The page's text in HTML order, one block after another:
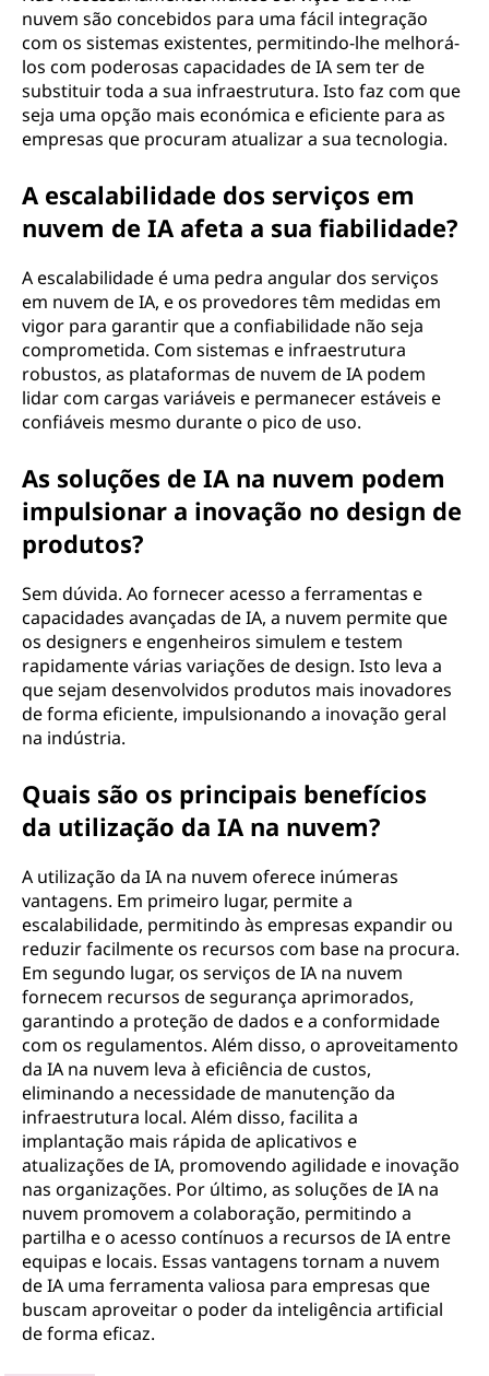
nuvem são concebidos para uma fácil integração
com os sistemas existentes, permitindo-lhe melhorá-
los com poderosas capacidades de IA sem ter de
substituir toda a sua infraestrutura. Isto faz com que
seja uma opção mais económica e eficiente para as
empresas que procuram atualizar a sua tecnologia.
A escalabilidade dos serviços em
nuvem de IA afeta a sua fiabilidade?
A escalabilidade é uma pedra angular dos serviços
em nuvem de IA, e os provedores têm medidas em
vigor para garantir que a confiabilidade não seja
comprometida. Com sistemas e infraestrutura
robustos, as plataformas de nuvem de IA podem
lidar com cargas variáveis e permanecer estáveis e
confiáveis mesmo durante o pico de uso.
As soluções de IA na nuvem podem
impulsionar a inovação no design de
produtos?
Sem dúvida. Ao fornecer acesso a ferramentas e
capacidades avançadas de IA, a nuvem permite que
os designers e engenheiros simulem e testem
rapidamente várias variações de design. Isto leva a
que sejam desenvolvidos produtos mais inovadores
de forma eficiente, impulsionando a inovação geral
na indústria.
Quais são os principais benefícios
da utilização da IA na nuvem?
A utilização da IA na nuvem oferece inúmeras
vantagens. Em primeiro lugar, permite a
escalabilidade, permitindo às empresas expandir ou
reduzir facilmente os recursos com base na procura.
Em segundo lugar, os serviços de IA na nuvem
fornecem recursos de segurança aprimorados,
garantindo a proteção de dados e a conformidade
com os regulamentos. Além disso, o aproveitamento
da IA na nuvem leva à eficiência de custos,
eliminando a necessidade de manutenção da
infraestrutura local. Além disso, facilita a
implantação mais rápida de aplicativos e
atualizações de IA, promovendo agilidade e inovação
nas organizações. Por último, as soluções de IA na
nuvem promovem a colaboração, permitindo a
partilha e o acesso contínuos a recursos de IA entre
equipas e locais. Essas vantagens tornam a nuvem
de IA uma ferramenta valiosa para empresas que
buscam aproveitar o poder da inteligência artificial
de forma eficaz.